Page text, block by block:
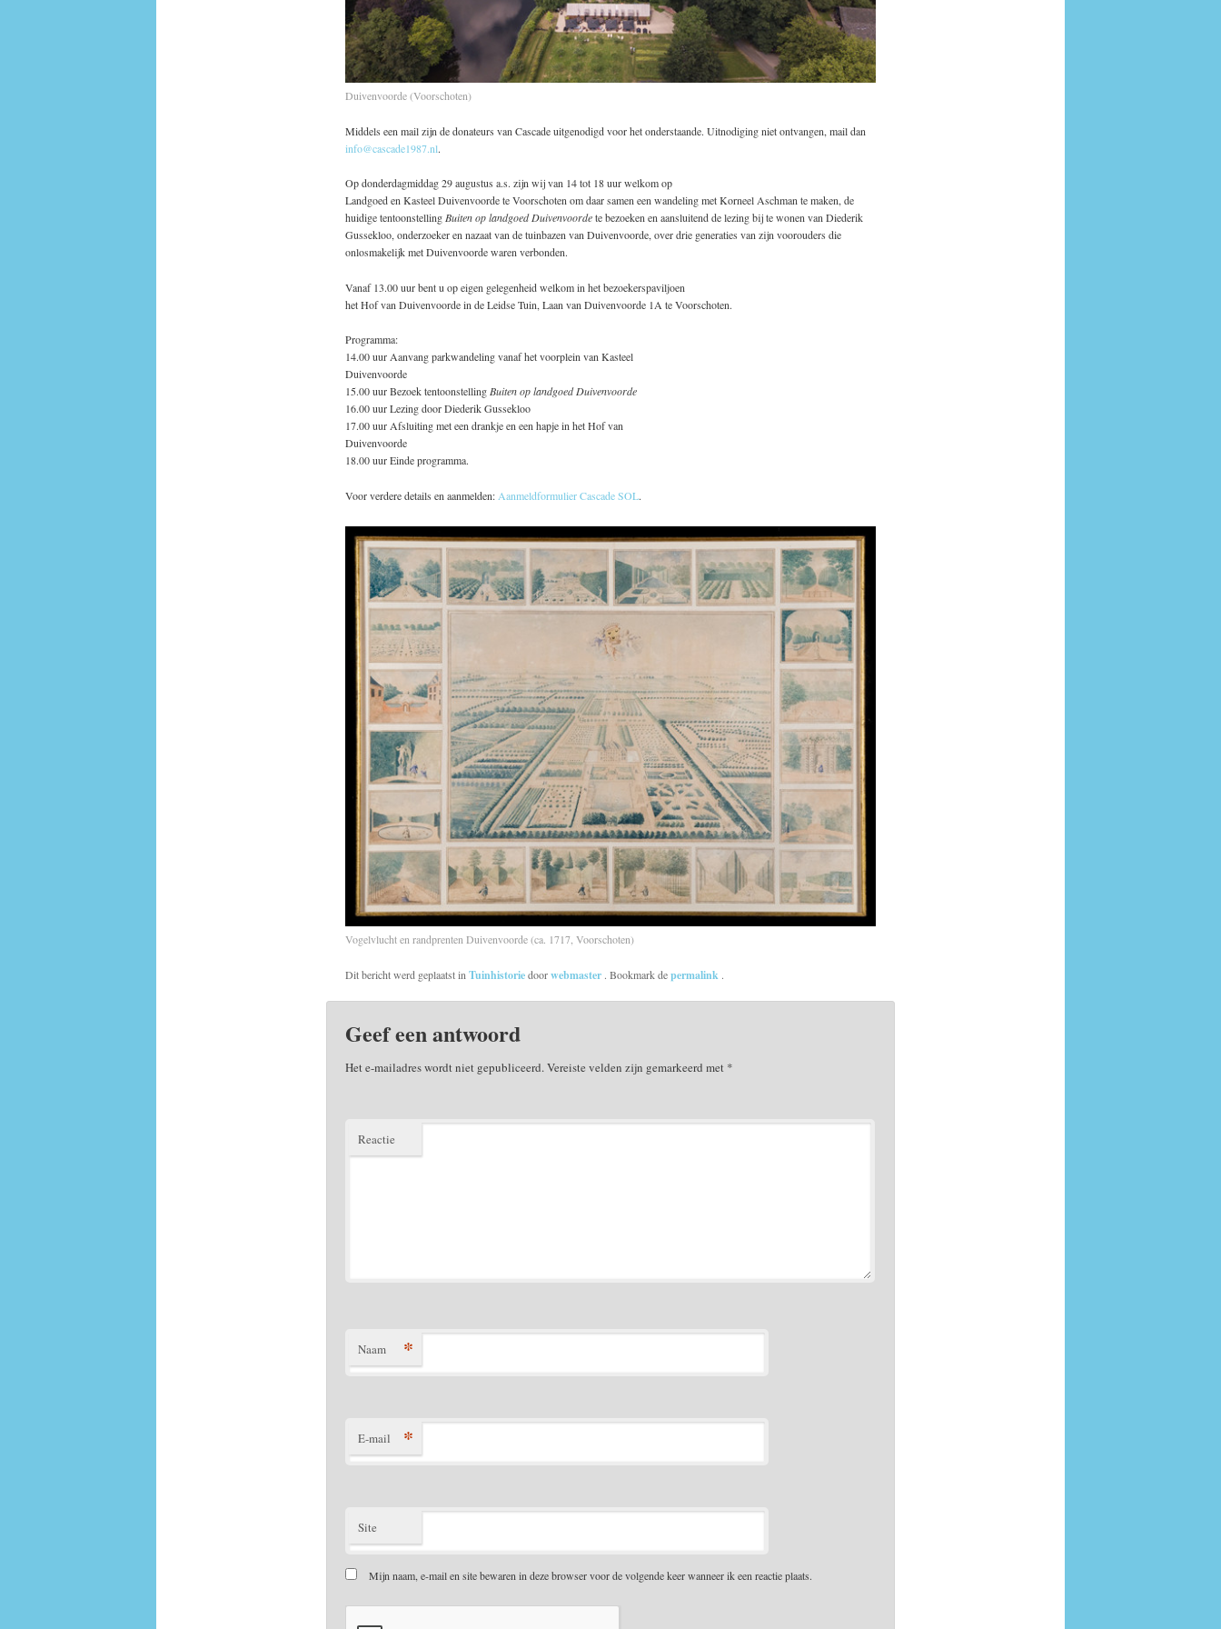
Duivenvoorde (Voorschoten)
Middels een mail zijn de donateurs van Cascade uitgenodigd voor het onderstaande. Uitnodiging niet ontvangen, mail dan
info@cascade1987.nl.
Op donderdagmiddag 29 augustus a.s. zijn wij van 14 tot 18 uur welkom op
Landgoed en Kasteel Duivenvoorde te Voorschoten om daar samen een wandeling met Korneel Aschman te maken, de
huidige tentoonstellingBuiten op landgoed Duivenvoordete bezoeken en aansluitend de lezing bij te wonen van Diederik
Gussekloo, onderzoeker en nazaat van de tuinbazen van Duivenvoorde, over drie generaties van zijn voorouders die
onlosmakelijk met Duivenvoorde waren verbonden.
Vanaf 13.00 uur bent u op eigen gelegenheid welkom in het bezoekerspaviljoen
het Hof van Duivenvoorde in de Leidse Tuin, Laan van Duivenvoorde 1A te Voorschoten.
Programma:
14.00 uur Aanvang parkwandeling vanaf het voorplein van Kasteel
Duivenvoorde
15.00 uur Bezoek tentoonstellingBuiten op landgoed Duivenvoorde
16.00 uur Lezing door Diederik Gussekloo
17.00 uur Afsluiting met een drankje en een hapje in het Hof van
Duivenvoorde
18.00 uur Einde programma.
Voor verdere details en aanmelden: Aanmeldformulier Cascade SOL.
Vogelvlucht en randprenten Duivenvoorde (ca. 1717, Voorschoten)
Dit bericht werd geplaatst in Tuinhistoriedoorwebmaster . Bookmark depermalink .
Geef een antwoord
Het e-mailadres wordt niet gepubliceerd.Vereiste velden zijn gemarkeerd met *
Reactie
Naam *
E-mail *
Site
Mijn naam, e-mail en site bewaren in deze browser voor de volgende keer wanneer ik een reactie plaats.